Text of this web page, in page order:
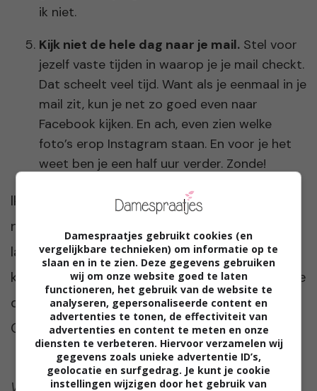
ik niet.
Kijk niet de hele dag naar je mail. Stel voor
jezelf vaste tijden in waarop je je mail checkt.
Dat scheelt veel tijd. Want als je eenmaal in je
mail zit, kun je net zo goed even naar
Facebook kijken. En ach, even zien welke
foto’s erop Instagram staan. En voor je het
weet ben je een half uur verder. Zonde!
Ik vind het heerlijk om thuis te werken en zo
nu en dan schuif ik aan op een redactie en
laaf ik mij aan mijn collega’s, de automaten
koffie en de flauwe grappen. Om de volgende
dag weer serieus aan de slag te gaan. Thuis.
Op mijn eigen werkplek.
Damespraatjes gebruikt cookies (en
vergelijkbare technieken) om informatie op te
slaan en in te zien. Deze gegevens gebruiken
wij om onze website goed te laten
functioneren, het gebruik van de website te
analyseren, gepersonaliseerde content en
advertenties te tonen, de effectiviteit van
advertenties en content te meten en onze
diensten te verbeteren. Hiervoor verzamelen wij
gegevens zoals unieke advertentie ID’s,
geolocatie en surfgedrag. Je kunt je cookie
instellingen wijzigen door het gebruik van